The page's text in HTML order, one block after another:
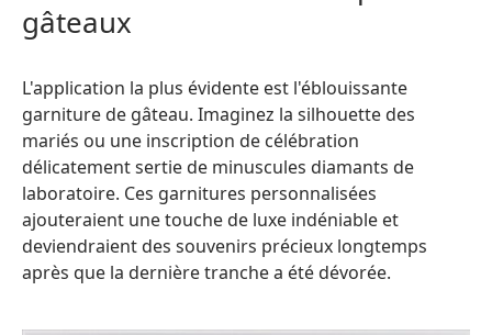
gâteaux
L'application la plus évidente est l'éblouissante
garniture de gâteau. Imaginez la silhouette des
mariés ou une inscription de célébration
délicatement sertie de minuscules diamants de
laboratoire. Ces garnitures personnalisées
ajouteraient une touche de luxe indéniable et
deviendraient des souvenirs précieux longtemps
après que la dernière tranche a été dévorée.